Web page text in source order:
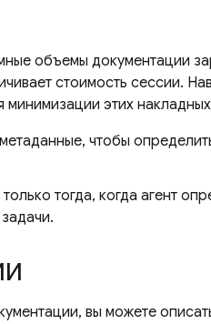
объемы документации
стоимость сессии.
минимизации этих
чтобы
тогда, когда агент
вы можете